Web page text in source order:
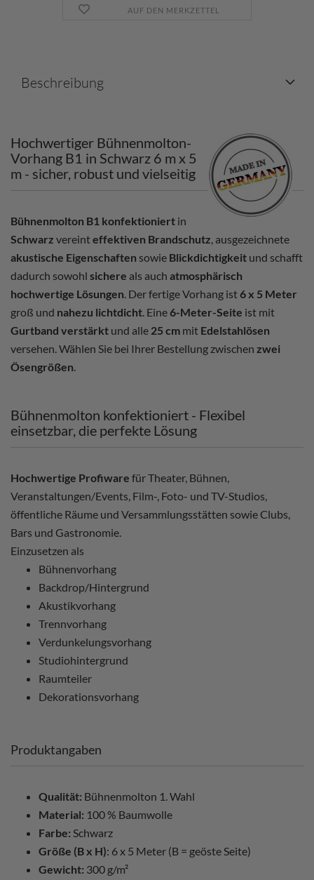
AUF DEN MERKZETTEL
Beschreibung
Hochwertiger Bühnenmolton-
Vorhang B1 in Schwarz 6 m x 5
m - sicher, robust und vielseitig
Bühnenmolton B1 konfektioniert in
Schwarz vereinteffektiven Brandschutz, ausgezeichnete
akustische Eigenschaften sowie Blickdichtigkeit und schafft
dadurch sowohl sichere als auch atmosphärisch
hochwertige Lösungen. Der fertige Vorhang ist6 x 5 Meter
groß und nahezu lichtdicht. Eine6-Meter-Seite ist mit
Gurtband verstärkt und alle 25 cm mit Edelstahlösen
versehen. Wählen Sie bei Ihrer Bestellung zwischen zwei
Ösengrößen.
Bühnenmolton konfektioniert - Flexibel
einsetzbar, die perfekte Lösung
Hochwertige Profiware für Theater, Bühnen,
Veranstaltungen/Events, Film-, Foto- und TV-Studios,
öffentliche Räume und Versammlungsstätten sowie Clubs,
Bars und Gastronomie.
Einzusetzen als
Bühnenvorhang
Backdrop/Hintergrund
Akustikvorhang
Trennvorhang
Verdunkelungsvorhang
Studiohintergrund
Raumteiler
Dekorationsvorhang
Produktangaben
Qualität: Bühnenmolton 1. Wahl
Material: 100 % Baumwolle
Farbe: Schwarz
Größe (B x H): 6 x 5 Meter (B = geöste Seite)
Gewicht: 300 g/m²